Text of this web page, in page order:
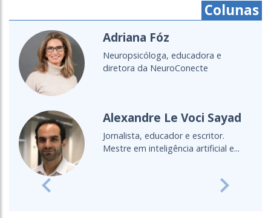
Colunas
Cristine Takuá
É do povo Maxacali, filósofa,
educadora, aprendiz de parteira.
Cultura Oceânica
Entenda a importância de levar o
oceano para a sala de aula
Previous Next